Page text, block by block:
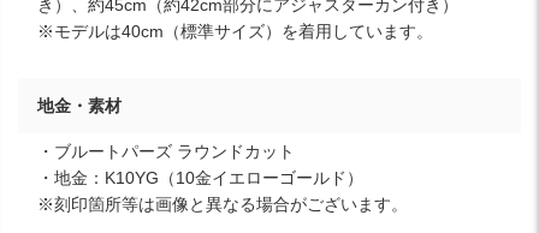
き）、約45cm（約42cm部分にアジャスターカン付き）
※モデルは40cm（標準サイズ）を着用しています。
地金・素材
・ブルートパーズ ラウンドカット
・地金：K10YG（10金イエローゴールド）
※刻印箇所等は画像と異なる場合がございます。